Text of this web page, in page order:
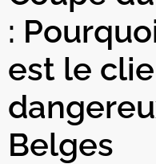
:
est le
Belges